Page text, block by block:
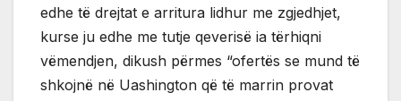
edhe të drejtat e arritura lidhur me zgjedhjet,
kurse ju edhe me tutje qeverisë ia tërhiqni
vëmendjen, dikush përmes “ofertës se mund të
shkojnë në Uashington që të marrin provat